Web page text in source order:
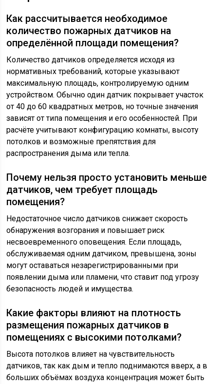
Как рассчитывается необходимое
количество пожарных датчиков на
определённой площади помещения?
Количество датчиков определяется исходя из
нормативных требований, которые указывают
максимальную площадь, контролируемую одним
устройством. Обычно один датчик покрывает участок
от 40 до 60 квадратных метров, но точные значения
зависят от типа помещения и его особенностей. При
расчёте учитывают конфигурацию комнаты, высоту
потолков и возможные препятствия для
распространения дыма или тепла.
Почему нельзя просто установить меньше
датчиков, чем требует площадь
помещения?
Недостаточное число датчиков снижает скорость
обнаружения возгорания и повышает риск
несвоевременного оповещения. Если площадь,
обслуживаемая одним датчиком, превышена, зоны
могут оставаться незарегистрированными при
появлении дыма или пламени, что ставит под угрозу
безопасность людей и имущества.
Какие факторы влияют на плотность
размещения пожарных датчиков в
помещениях с высокими потолками?
Высота потолков влияет на чувствительность
датчиков, так как дым и тепло поднимаются вверх, а в
больших объёмах воздуха концентрация может быть